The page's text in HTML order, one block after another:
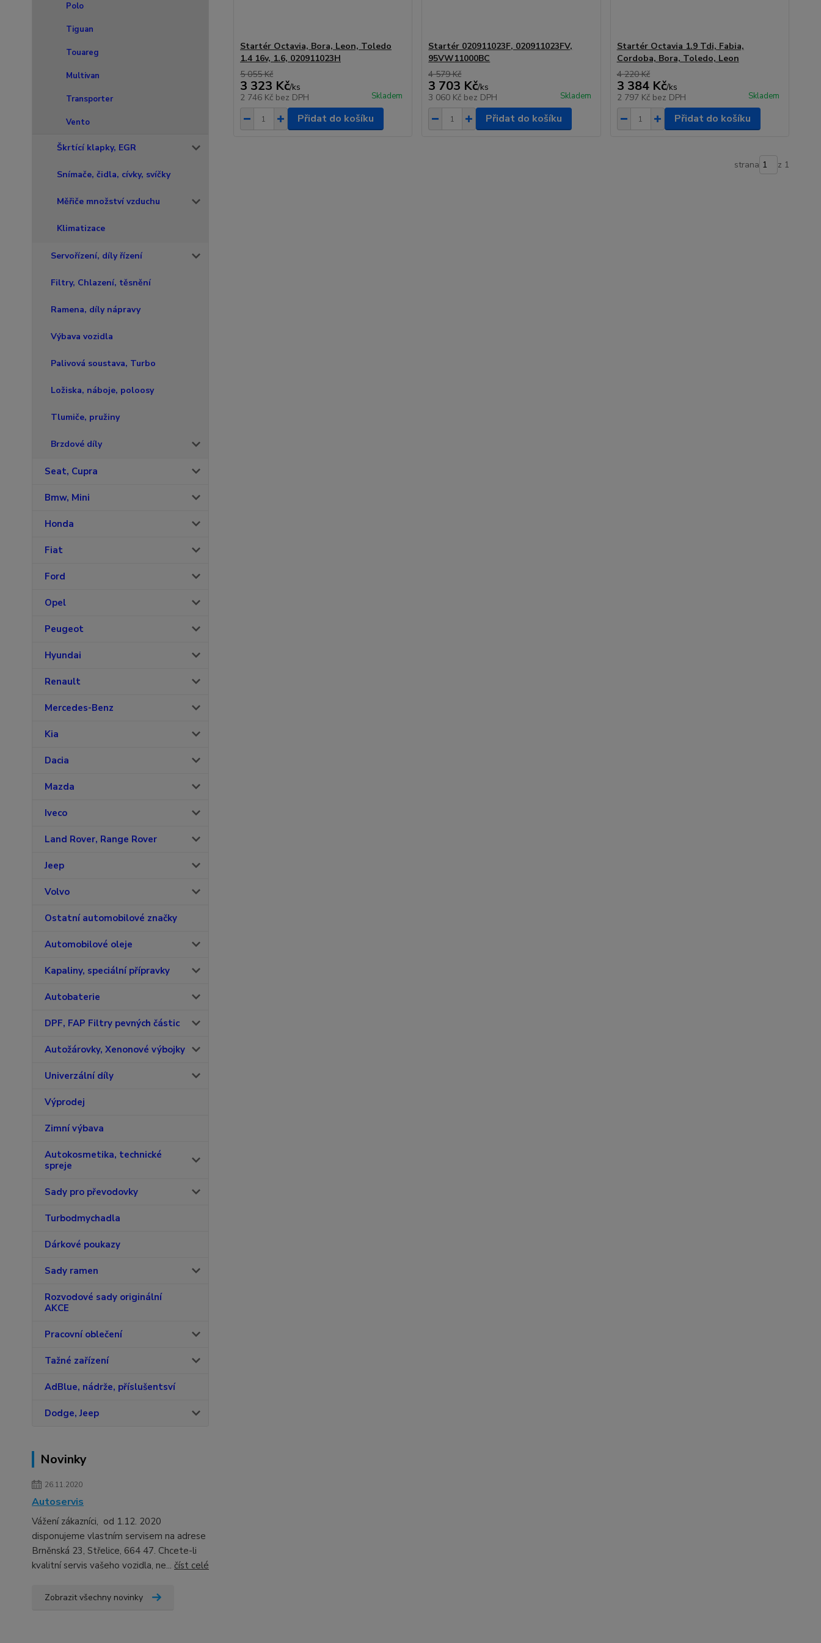
Polo
Tiguan
Touareg
Multivan
Transporter
Vento
Škrtící klapky, EGR
Snímače, čidla, cívky, svíčky
Měřiče množství vzduchu
Klimatizace
Servořízení, díly řízení
Filtry, Chlazení, těsnění
Ramena, díly nápravy
Výbava vozidla
Palivová soustava, Turbo
Ložiska, náboje, poloosy
Tlumiče, pružiny
Brzdové díly
Seat, Cupra
Bmw, Mini
Honda
Fiat
Ford
Opel
Peugeot
Hyundai
Renault
Mercedes-Benz
Kia
Dacia
Mazda
Iveco
Land Rover, Range Rover
Jeep
Volvo
Ostatní automobilové značky
Automobilové oleje
Kapaliny, speciální přípravky
Autobaterie
DPF, FAP Filtry pevných částic
Autožárovky, Xenonové výbojky
Univerzální díly
Výprodej
Zimní výbava
Autokosmetika, technické
spreje
Sady pro převodovky
Turbodmychadla
Dárkové poukazy
Sady ramen
Rozvodové sady originální
AKCE
Pracovní oblečení
Tažné zařízení
AdBlue, nádrže, příslušentsví
Dodge, Jeep
Novinky
26.11.2020
Autoservis
Vážení zákazníci, od 1.12. 2020
disponujeme vlastním servisem na adrese
Brněnská 23, Střelice, 664 47. Chcete-li
kvalitní servis vašeho vozidla, ne... číst celé
Zobrazit všechny novinky
Startér Octavia, Bora, Leon, Toledo
1.4 16v, 1.6, 020911023H
5 055 Kč
3 323 Kč/ks
2 746 Kč bez DPH Skladem
Přidat do košíku
Startér 020911023F, 020911023FV,
95VW11000BC
4 579 Kč
3 703 Kč/ks
3 060 Kč bez DPH Skladem
Přidat do košíku
Startér Octavia 1.9 Tdi, Fabia,
Cordoba, Bora, Toledo, Leon
4 220 Kč
3 384 Kč/ks
2 797 Kč bez DPH Skladem
Přidat do košíku
strana z 1